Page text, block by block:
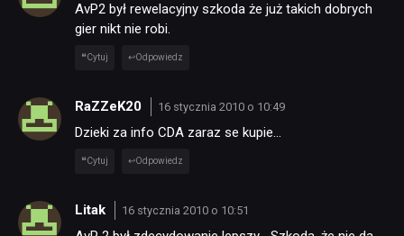
AvP2 był rewelacyjny szkoda że już takich dobrych
gier nikt nie robi.
Cytuj Odpowiedz
RaZZeK20 16 stycznia 2010 o 10:49
Dzieki za info CDA zaraz se kupie…
Cytuj Odpowiedz
Litak 16 stycznia 2010 o 10:51